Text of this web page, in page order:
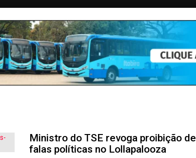
Ministro do TSE revoga proibição de
falas políticas no Lollapalooza